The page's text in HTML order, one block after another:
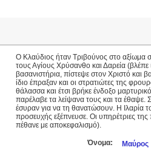
Ο Κλαύδιος ήταν Τριβούνος στο αξίωμα
τους Αγίους Χρύσανθο και Δαρεία (βλέπε
βασανιστήρια, πίστεψε στον Χριστό και
ίδιο έπραξαν και οι στρατιώτες της
θάλασσα και έτσι βρήκε ένδοξο
παρέλαβε τα λείψανα τους και τα έθαψε.
έσυραν για να τη θανατώσουν. Η Ιλαρία
προσευχής εξέπνευσε. Οι υπηρέτριες
πέθανε με αποκεφαλισμό).
Όνομα:
Μαύρος